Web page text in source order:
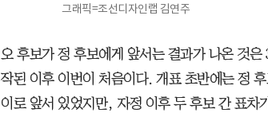
그래픽=조선디자인랩 김연주
오 후보가 정 후보에게 앞서는 결과가 나온 것은
작된 이후 이번이 처음이다. 개표 초반에는 정
이로 앞서 있었지만, 자정 이후 두 후보 간 표차